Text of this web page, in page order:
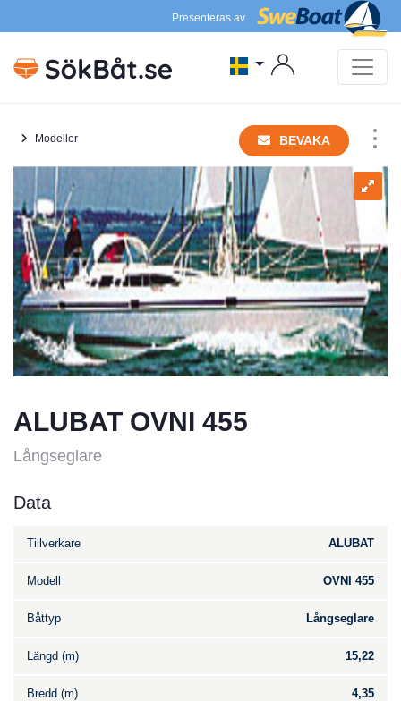
Presenteras av
Modeller BEVAKA
ALUBAT OVNI 455
Långseglare
Data
Tillverkare ALUBAT
Modell OVNI 455
Båttyp Långseglare
Längd (m) 15,22
Bredd (m) 4,35